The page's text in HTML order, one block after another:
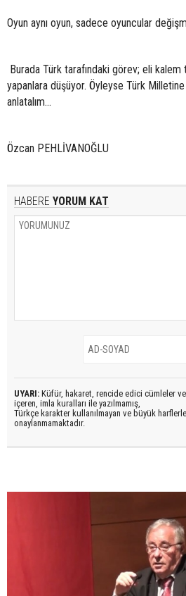
Oyun aynı oyun, sadece oyuncular
Burada Türk tarafındaki görev; eli kalem
yapanlara düşüyor. Öyleyse Türk
anlatalım...
Özcan PEHLİVANOĞLU
HABERE YORUM KAT
UYARI: Küfür, hakaret, rencide edici cümleler
içeren, imla kuralları ile yazılmamış,
Türkçe karakter kullanılmayan ve büyük
onaylanmamaktadır.